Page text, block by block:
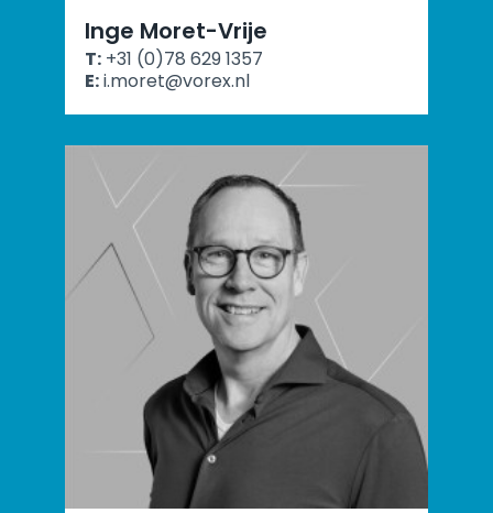
Inge Moret-Vrije
T: +31 (0)78 629 1357
E:i.moret@vorex.nl